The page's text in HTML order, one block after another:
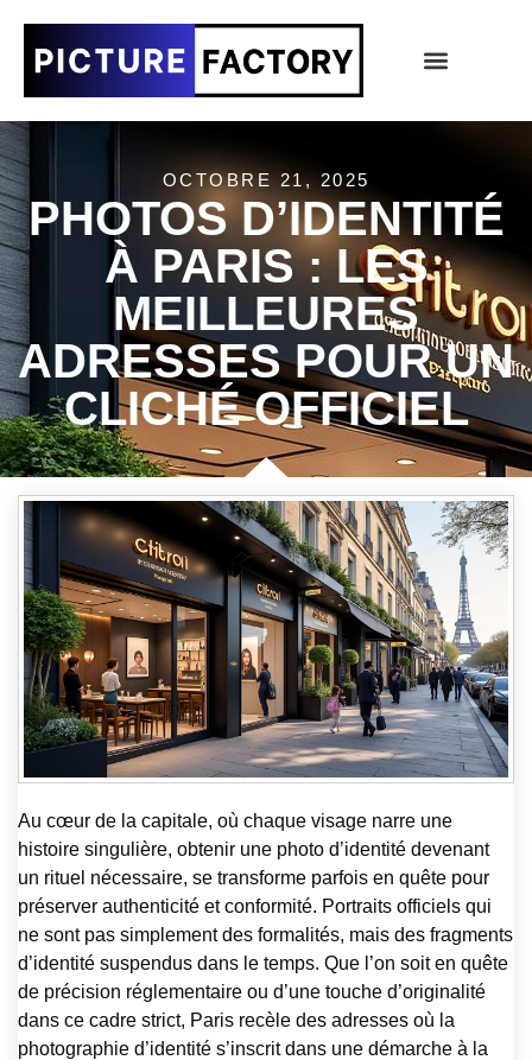
OCTOBRE 21, 2025
PHOTOS D’IDENTITÉ
À PARIS : LES
MEILLEURES
ADRESSES POUR UN
CLICHÉ OFFICIEL
Au cœur de la capitale, où chaque visage narre une
histoire singulière, obtenir une photo d’identité devenant
un rituel nécessaire, se transforme parfois en quête pour
préserver authenticité et conformité. Portraits officiels qui
ne sont pas simplement des formalités, mais des fragments
d’identité suspendus dans le temps. Que l’on soit en quête
de précision réglementaire ou d’une touche d’originalité
dans ce cadre strict, Paris recèle des adresses où la
photographie d’identité s’inscrit dans une démarche à la